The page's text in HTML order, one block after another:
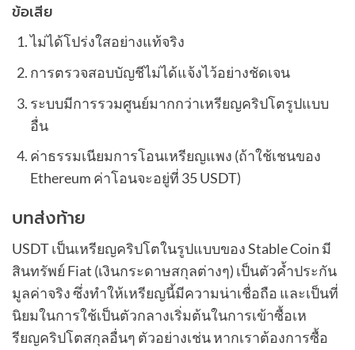
ข้อเสีย
ไม่ได้โปร่งใสอย่างแท้จริง
การตรวจสอบบัญชีไม่ได้แจ้งไว้อย่างชัดเจน
ระบบมีการรวมศูนย์มากกว่าเหรียญคริปโตรูปแบบ
อื่น
ค่าธรรมเนียมการโอนเหรียญแพง (ถ้าใช้เชนของ
Ethereum ค่าโอนจะอยู่ที่ 35 USDT)
บทส่งท้าย
USDT เป็นเหรียญคริปโตในรูปแบบของ Stable Coin มี
สินทรัพย์ Fiat (เงินกระดาษสกุลต่างๆ) เป็นตัวค้ำประกัน
มูลค่าจริง ซึ่งทำให้เหรียญนี้มีความน่าเชื่อถือ และเป็นที่
นิยมในการใช้เป็นตัวกลางเริ่มต้นในการเข้าซื้อเห
รียญคริปโตสกุลอื่นๆ ตัวอย่างเช่น หากเราต้องการซื้อ